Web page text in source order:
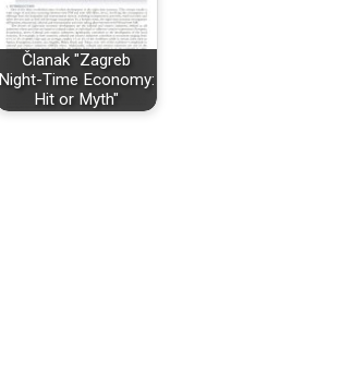
Članak "Zagreb
Night-Time Economy:
Hit or Myth"